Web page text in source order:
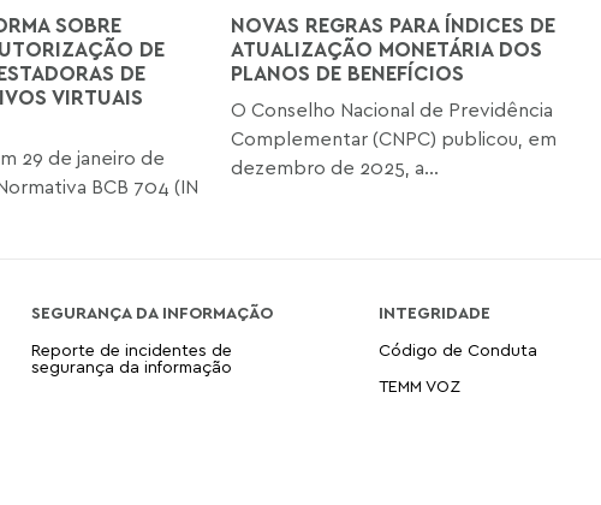
SOBRE
DE
DE
VIRTUAIS
29 de janeiro de
BCB 704 (IN
NOVAS REGRAS PARA ÍNDICES DE
ATUALIZAÇÃO MONETÁRIA DOS
PLANOS DE BENEFÍCIOS
O Conselho Nacional de Previdência
Complementar (CNPC) publicou, em
dezembro de 2025, a...
SEGURANÇA DA INFORMAÇÃO
Reporte de incidentes de
segurança da informação
INTEGRIDADE
Código de Conduta
TEMM VOZ